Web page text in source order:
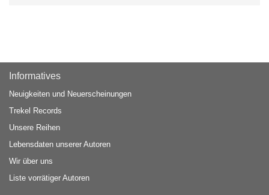
Informatives
Neuigkeiten und Neuerscheinungen
Trekel Records
Unsere Reihen
Lebensdaten unserer Autoren
Wir über uns
Liste vorrätiger Autoren